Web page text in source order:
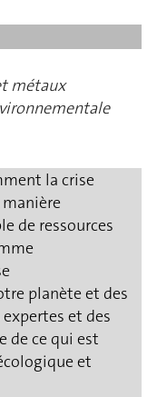
métaux
la crise
de ressources
planète et des
et des
de ce qui est
et